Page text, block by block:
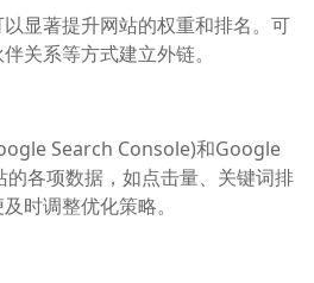
显著提升网站的权重和排名。可
关系等方式建立外链。
Search Console)和Google
各项数据，如点击量、关键词排
时调整优化策略。